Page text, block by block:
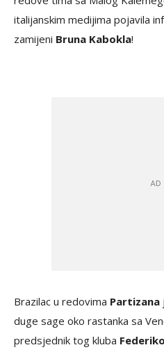
italijanskim medijima pojavila
zamijeni Bruna Kabokla!
Brazilac u redovima Partizana
duge sage oko rastanka sa
predsjednik tog kluba